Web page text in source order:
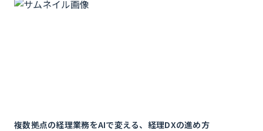
複数拠点の経理業務をAIで変える、経理DXの進め方